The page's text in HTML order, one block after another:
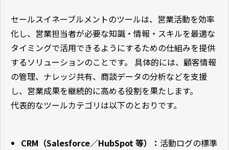
セールスイネーブルメントのツールは、営業活動を効率
化し、営業担当者が必要な知識・情報・スキルを最適な
タイミングで活用できるようにするための仕組みを提供
するソリューションのことです。 具体的には、顧客情報
の管理、ナレッジ共有、商談データの分析などを支援
し、営業成果を継続的に高める役割を果たします。
代表的なツールカテゴリは以下のとおりです。
CRM（Salesforce／HubSpot 等）： 活動ログの標準